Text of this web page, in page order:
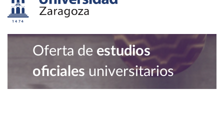
Oferta de estudios
oficiales universitarios